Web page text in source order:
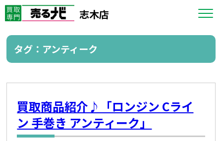
志木店
タグ：アンティーク
買取商品紹介♪「ロンジン Cライ
ン 手巻き アンティーク」